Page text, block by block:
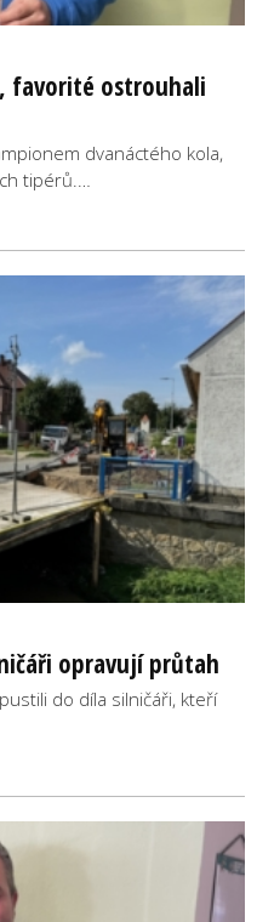
favorité ostrouhali
dvanáctého kola,
tipérů.…
opravují průtah
do díla silničáři, kteří